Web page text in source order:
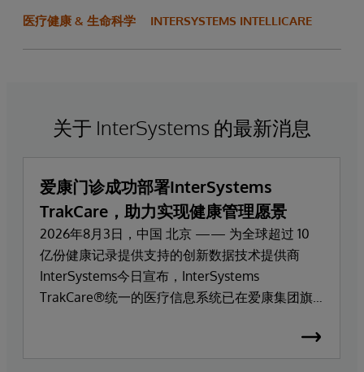
医疗健康 & 生命科学 INTERSYSTEMS INTELLICARE
关于 InterSystems 的最新消息
爱康门诊成功部署InterSystems
TrakCare，助力实现健康管理愿景
2026年8月3日，中国 北京 —— 为全球超过 10
亿份健康记录提供支持的创新数据技术提供商
InterSystems今日宣布，InterSystems
TrakCare®统一的医疗信息系统已在爱康集团旗